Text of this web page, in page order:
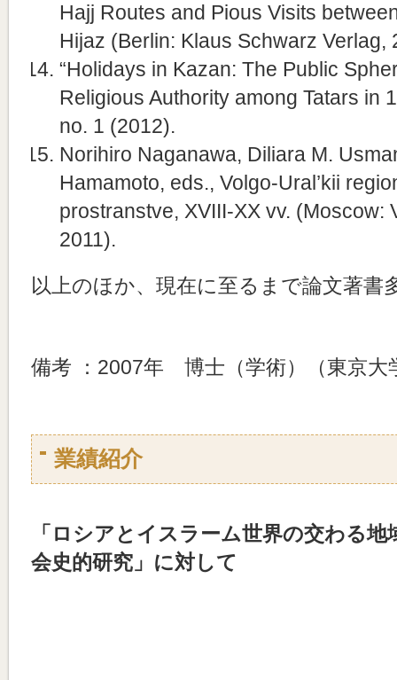
Hajj Routes and Pious Visits
Hijaz (Berlin: Klaus Schwarz Verlag,
“Holidays in Kazan: The Public
Religious Authority among Tatars in
no. 1 (2012).
Norihiro Naganawa, Diliara M.
Hamamoto, eds., Volgo-Ural’kii
prostranstve, XVIII-XX vv. (Moscow:
2011).
以上のほか、現在に至るまで論文著書
備考 ：2007年 博士（学術）（東京大
業績紹介
「 ロシアとイスラーム世界の交わる地
会史的研究 」に対して